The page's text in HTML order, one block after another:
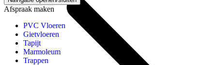
Afspraak maken
PVC Vloeren
Gietvloeren
Tapijt
Marmoleum
Trappen